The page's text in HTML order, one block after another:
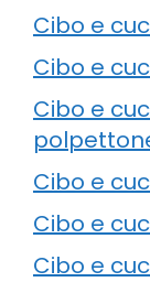
Cibo e
Cibo e
Cibo e
Cibo e
Cibo e
Cibo e